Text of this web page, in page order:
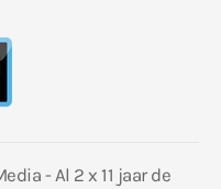
- Al 2 x 11 jaar de